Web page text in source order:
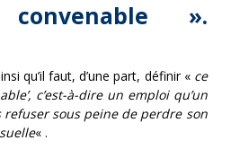
».
qu’il faut, d’une part, définir « ce
c’est-à-dire un emploi qu’un
sous peine de perdre son
« .